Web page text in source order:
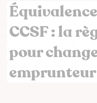
CCSF : la
pour
emprunteur